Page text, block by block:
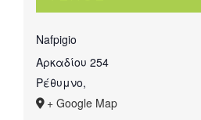
Nafpigio
Αρκαδίου 254
Ρέθυμνο,
+ Google Map